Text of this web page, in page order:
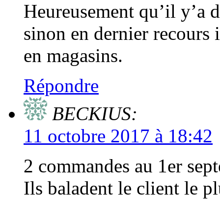
Heureusement qu’il y’a
sinon en dernier recours
en magasins.
Répondre
BECKIUS:
11 octobre 2017 à 18:42
2 commandes au 1er
Ils baladent le client le